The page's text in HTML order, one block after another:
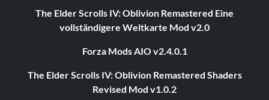
The Elder Scrolls IV: Oblivion Remastered Eine
vollständigere Weltkarte Mod v2.0
Forza Mods AIO v2.4.0.1
The Elder Scrolls IV: Oblivion Remastered Shaders
Revised Mod v1.0.2